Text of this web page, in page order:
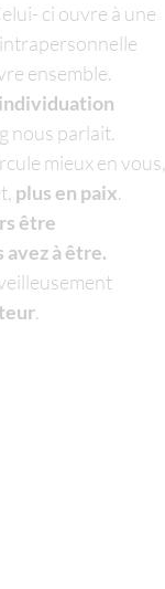
ci ouvre à une
ensemble.
nous parlait.
mieux en vous,
plus en paix.
être
à être.
.